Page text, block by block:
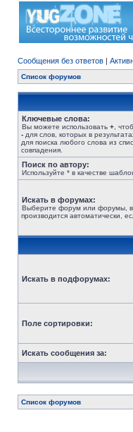
Сообщения без ответов |
Список форумов
Ключевые слова:
Вы можете использовать + ,
- для слов, которых в
для поиска любого слова из
совпадения.
Поиск по автору:
Используйте * в качестве
Искать в форумах:
Выберите форум или форумы, в
производится автоматически,
Искать в подфорумах:
Поле сортировки:
Искать сообщения за:
Список форумов